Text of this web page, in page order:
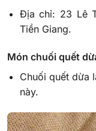
Địa chỉ: 23 Lê
Tiền Giang.
Món chuối quết
Chuối quết dừa
này.